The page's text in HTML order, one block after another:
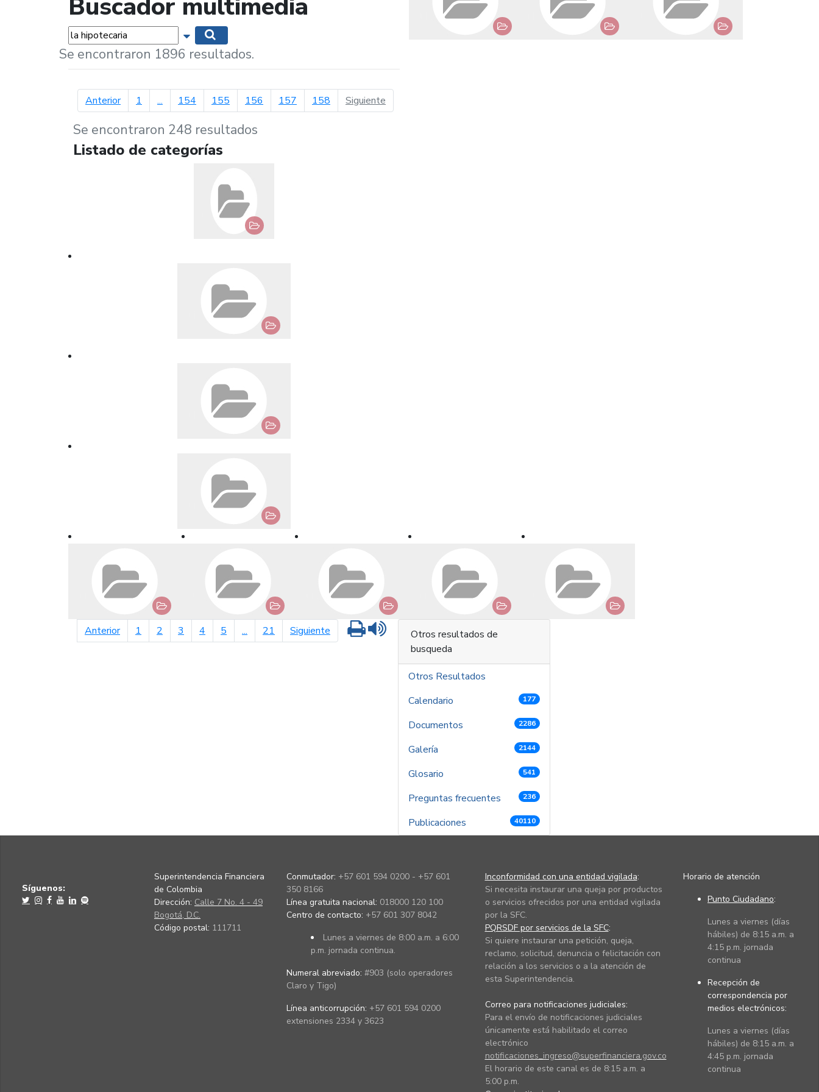
Buscador multimedia
Palabras... Mostrar opciones de búsqueda
Se encontraron 1896 resultados.
Anteriorpágina anterior
1 ... 154 155 156 157 158 Siguiente
Se encontraron 248 resultados
Listado de categorías
Anteriorpágina anterior
1 2 3 4 5 ... 21 Siguiente página siguiente
Imprimir
Otros resultados de
busqueda
Otros Resultados
Calendario
177
Documentos 2286
Galería 2144
Glosario 541
Preguntas frecuentes 236
Publicaciones 40110
Síguenos:
Superintendencia Financiera
de Colombia
Dirección: Calle 7 No. 4 - 49
Bogotá, D.C.
Código postal: 111711
Conmutador: +57 601 594 0200 - +57 601
350 8166
Línea gratuita nacional: 018000 120 100
Centro de contacto: +57 601 307 8042
Lunes a viernes de 8:00 a.m. a 6:00
p.m. jornada continua.
Numeral abreviado: #903 (solo operadores
Claro y Tigo)
Línea anticorrupción: +57 601 594 0200
extensiones 2334 y 3623
Inconformidad con una entidad vigilada:
Si necesita instaurar una queja por productos
o servicios ofrecidos por una entidad vigilada
por la SFC.
PQRSDF por servicios de la SFC:
Si quiere instaurar una petición, queja,
reclamo, solicitud, denuncia o felicitación con
relación a los servicios o a la atención de
esta Superintendencia.
Correo para notificaciones judiciales:
Para el envío de notificaciones judiciales
únicamente está habilitado el correo
electrónico
notificaciones_ingreso@superfinanciera.gov.co
El horario de este canal es de 8:15 a.m. a
5:00 p.m.
Horario de atención
Punto Ciudadano:
Lunes a viernes (días
hábiles) de 8:15 a.m. a
4:15 p.m. jornada
continua
Recepción de
correspondencia por
medios electrónicos:
Lunes a viernes (días
hábiles) de 8:15 a.m. a
4:45 p.m. jornada
continua